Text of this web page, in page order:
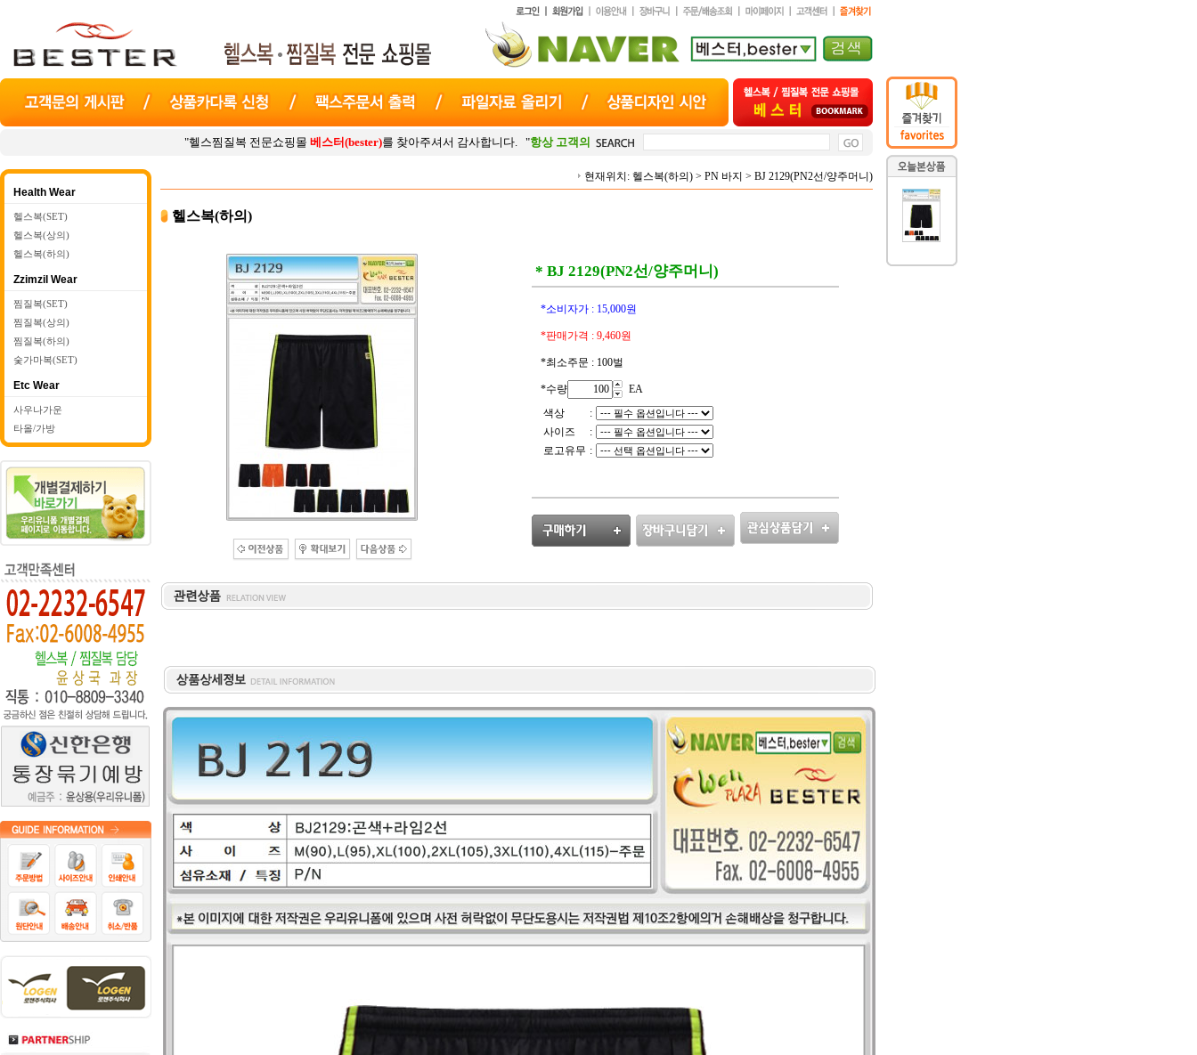
"헬스찜질복 전문쇼핑몰 베스터(bester) 를 찾아주셔서 감사합니다. "항상 고객의 마음 "으로 최선을 다하겠습니다.
Health Wear
헬스복(SET)
헬스복(상의)
헬스복(하의)
Zzimzil Wear
찜질복(SET)
찜질복(상의)
찜질복(하의)
숯가마복(SET)
Etc Wear
사우나가운
타올/가방
현재위치: 헬스복(하의) > PN 바지 > BJ 2129(PN2선/양주머니)
헬스복(하의)
* BJ 2129(PN2선/양주머니)
*소비자가 : 15,000원
*판매가격 : 9,460원
*최소주문 : 100벌
*수량
EA
색상
:
사이즈
:
로고유무 :